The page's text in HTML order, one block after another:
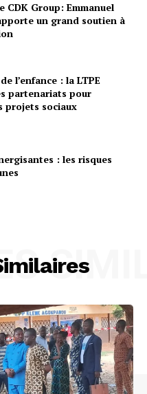
CDK Group: Emmanuel
un grand soutien à
l’enfance : la LTPE
partenariats pour
projets sociaux
: les risques